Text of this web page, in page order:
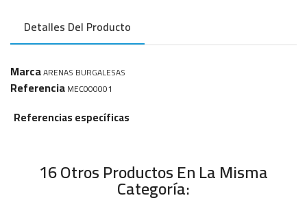
Detalles Del Producto
MarcaARENAS BURGALESAS
ReferenciaMEC000001
Referencias específicas
16 Otros Productos En La Misma
Categoría: